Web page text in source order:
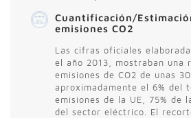
Cuantificación/
emisiones CO2
Las cifras oficiales
el año 2013, mostraban una
emisiones de CO2 de unas
aproximadamente el 6% del
emisiones de la UE, 75% de
del sector eléctrico. El